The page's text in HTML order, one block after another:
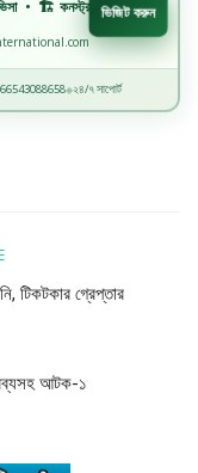
ভিসা • 🏭 ফ্যাক্টরি
ভিজিট করুন
◆২৪/৭ সাপোর্ট
টিকটকার গ্রেপ্তার
আটক-১